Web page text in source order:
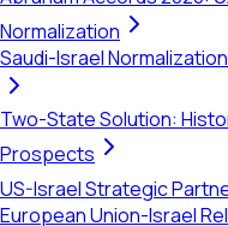
Normalization
Saudi-Israel
Two-State Solution:
Prospects
US-Israel Strategic
European Union-Israel